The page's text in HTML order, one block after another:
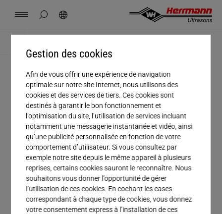
Gestion des cookies
Afin de vous offrir une expérience de navigation
optimale sur notre site Internet, nous utilisons des
cookies et des services de tiers. Ces cookies sont
destinés à garantir le bon fonctionnement et
l’optimisation du site, l’utilisation de services incluant
notamment une messagerie instantanée et vidéo, ainsi
qu’une publicité personnalisée en fonction de votre
comportement d’utilisateur. Si vous consultez par
exemple notre site depuis le même appareil à plusieurs
reprises, certains cookies sauront le reconnaître. Nous
souhaitons vous donner l’opportunité de gérer
l’utilisation de ces cookies. En cochant les cases
correspondant à chaque type de cookies, vous donnez
votre consentement express à l’installation de ces
masquer la recherche de page
Herrmann Engineering
Solutions par secteur
Soudage par ultrasons
Produits
Entreprise
USA
Mexico español
Hungary magyar
Japan 日本語
CARRIÈRE
Emplois
Partez à la découverte du monde fascinant du
soudage par ultrasons ! Herrmann Ultrasons
développe et construit des machines pour
l’assemblage permanent de plastiques, matériaux
d’emballage et non-tissés à l’aide de vibrations
ultrasons. Cette technologie s’adresse à tout un tas
d’industries diverses et variées dont notamment